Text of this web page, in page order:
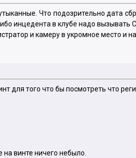
Что подозрительно дата
инцедента в клубе надо
и камеру в укромное место и
для того что бы посмотреть что
на винте ничего небыло.